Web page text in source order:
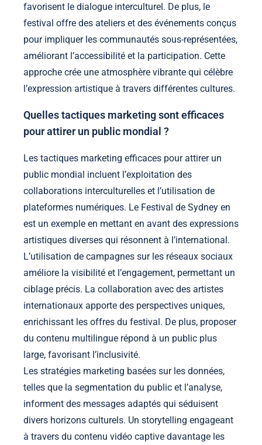
favorisent le dialogue interculturel. De plus, le
festival offre des ateliers et des événements conçus
pour impliquer les communautés sous-représentées,
améliorant l’accessibilité et la participation. Cette
approche crée une atmosphère vibrante qui célèbre
l’expression artistique à travers différentes cultures.
Quelles tactiques marketing sont efficaces
pour attirer un public mondial ?
Les tactiques marketing efficaces pour attirer un
public mondial incluent l’exploitation des
collaborations interculturelles et l’utilisation de
plateformes numériques. Le Festival de Sydney en
est un exemple en mettant en avant des expressions
artistiques diverses qui résonnent à l’international.
L’utilisation de campagnes sur les réseaux sociaux
améliore la visibilité et l’engagement, permettant un
ciblage précis. La collaboration avec des artistes
internationaux apporte des perspectives uniques,
enrichissant les offres du festival. De plus, proposer
du contenu multilingue répond à un public plus
large, favorisant l’inclusivité.
Les stratégies marketing basées sur les données,
telles que la segmentation du public et l’analyse,
informent des messages adaptés qui séduisent
divers horizons culturels. Un storytelling engageant
à travers du contenu vidéo captive davantage les